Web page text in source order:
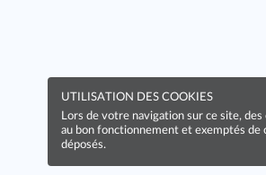
UTILISATION DES COOKIES
Lors de votre navigation sur ce site, des
au bon fonctionnement et exemptés de
déposés.